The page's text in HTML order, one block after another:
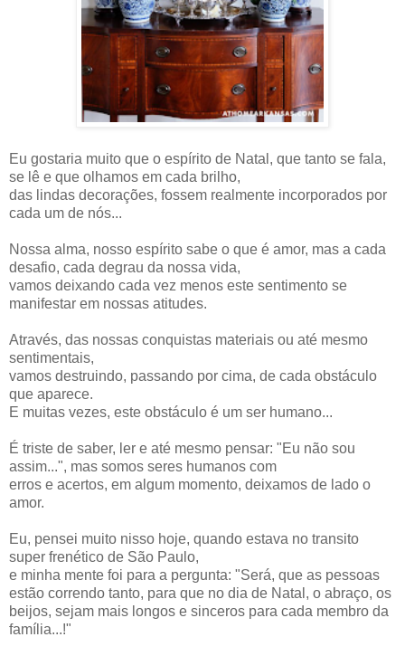
Eu gostaria muito que o espírito de Natal, que tanto se fala,
se lê e que olhamos em cada brilho,
das lindas decorações, fossem realmente incorporados por
cada um de nós...
Nossa alma, nosso espírito sabe o que é amor, mas a cada
desafio, cada degrau da nossa vida,
vamos deixando cada vez menos este sentimento se
manifestar em nossas atitudes.
Através, das nossas conquistas materiais ou até mesmo
sentimentais,
vamos destruindo, passando por cima, de cada obstáculo
que aparece.
E muitas vezes, este obstáculo é um ser humano...
É triste de saber, ler e até mesmo pensar: "Eu não sou
assim...", mas somos seres humanos com
erros e acertos, em algum momento, deixamos de lado o
amor.
Eu, pensei muito nisso hoje, quando estava no transito
super frenético de São Paulo,
e minha mente foi para a pergunta: "Será, que as pessoas
estão correndo tanto, para que no dia de Natal, o abraço, os
beijos, sejam mais longos e sinceros para cada membro da
família...!"